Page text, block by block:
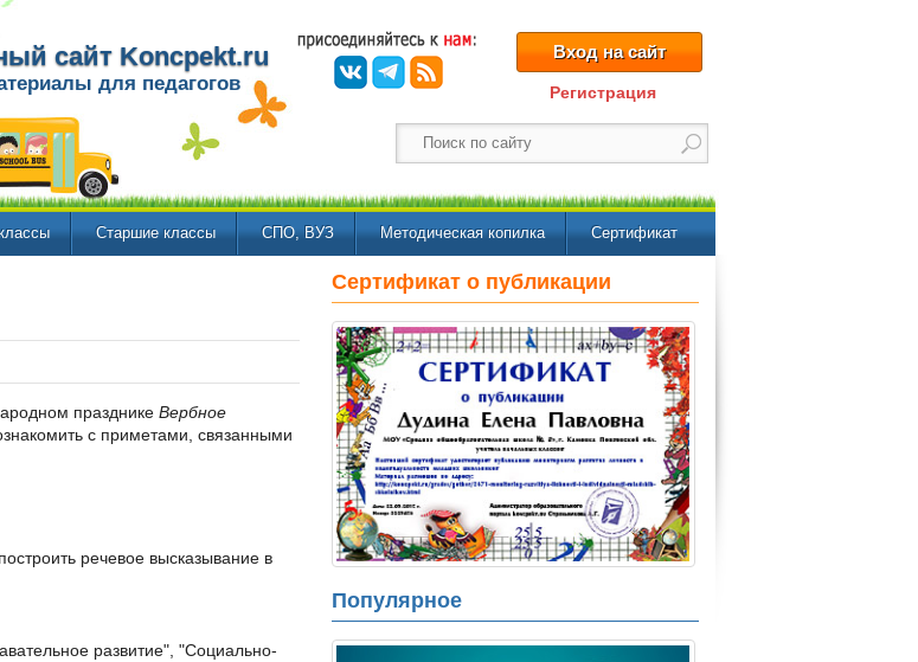
сайт Koncpekt.ru
для педагогов
Вход на сайт
Регистрация
Старшие классы СПО, ВУЗ Методическая копилка Сертификат
празднике Вербное
с приметами, связанными
речевое высказывание в
развитие", "Социально-
Сертификат о публикации
Популярное